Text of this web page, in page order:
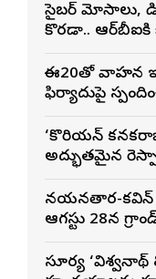
సైబర్ మోసాలు,
కొరడా.. ఆర్‌బీఐకి
ఈ20తో వాహన
ఫిర్యాదుపై
‘కొరియన్
అద్భుతమైన
నయనతార-కవిన్
ఆగస్టు 28న
సూర్య ‘విశ్వనాథ్